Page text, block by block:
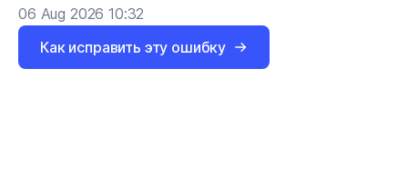
06 Aug 2026 10:32
Как исправить эту ошибку